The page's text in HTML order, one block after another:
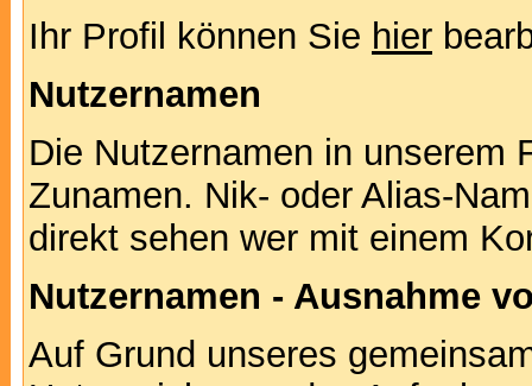
Ihr Profil können Sie hier
Nutzernamen
Die Nutzernamen in unserem
Zunamen. Nik- oder Alias-
direkt sehen wer mit einem
Nutzernamen - Ausnahme
Auf Grund unseres